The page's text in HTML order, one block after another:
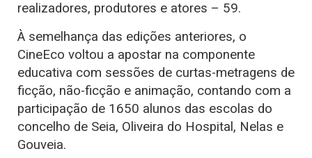
realizadores, produtores e atores – 59.
À semelhança das edições anteriores, o
CineEco voltou a apostar na componente
educativa com sessões de curtas-metragens de
ficção, não-ficção e animação, contando com a
participação de 1650 alunos das escolas do
concelho de Seia, Oliveira do Hospital, Nelas e
Gouveia.